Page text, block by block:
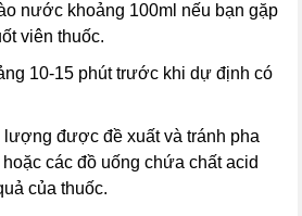
nước khoảng 100ml nếu bạn gặp
viên thuốc.
10-15 phút trước khi dự định có
được đề xuất và tránh pha
các đồ uống chứa chất acid
của thuốc.